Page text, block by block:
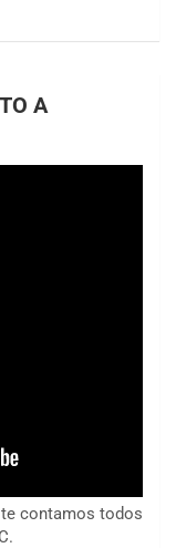
A
contamos todos